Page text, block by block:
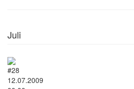
Juli
#28
12.07.2009